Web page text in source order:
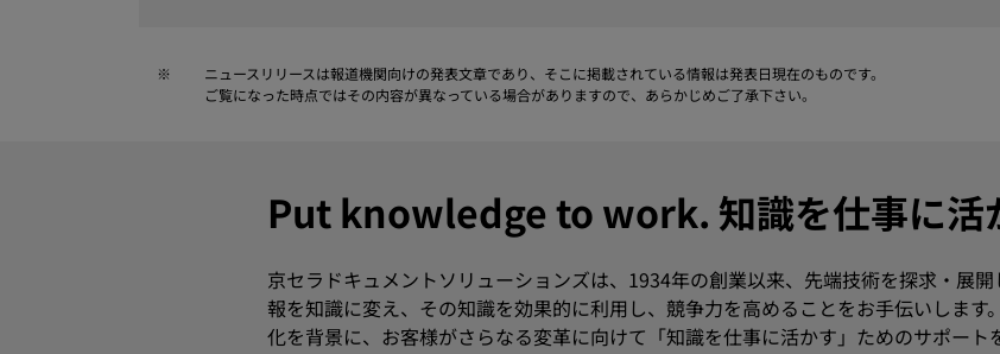
※
ニュースリリースは報道機関向けの発表文章であり、そこに掲載されている情報は発表日現在のものです。
ご覧になった時点ではその内容が異なっている場合がありますので、あらかじめご了承下さい。
Put knowledge to work. 知識を仕事に活
京セラドキュメントソリューションズは、1934年の創業以来、先端技術を探求・展
報を知識に変え、その知識を効果的に利用し、競争力を高めることをお手伝いします
化を背景に、お客様がさらなる変革に向けて「知識を仕事に活かす」ためのサポート